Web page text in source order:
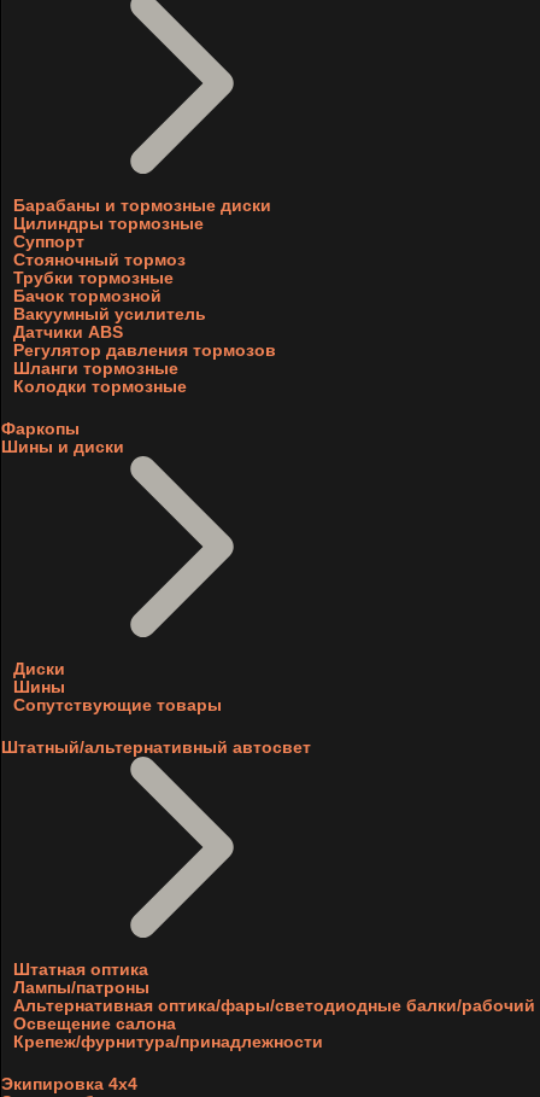
Барабаны и тормозные диски
Цилиндры тормозные
Суппорт
Стояночный тормоз
Трубки тормозные
Бачок тормозной
Вакуумный усилитель
Датчики ABS
Регулятор давления тормозов
Шланги тормозные
Колодки тормозные
Фаркопы
Шины и диски
Диски
Шины
Сопутствующие товары
Штатный/альтернативный автосвет
Штатная оптика
Лампы/патроны
Альтернативная оптика/фары/светодиодные балки/рабочий
Освещение салона
Крепеж/фурнитура/принадлежности
Экипировка 4х4